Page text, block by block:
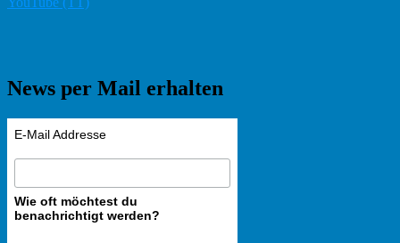
News per Mail erhalten
E-Mail Addresse
Wie oft möchtest du
benachrichtigt werden?